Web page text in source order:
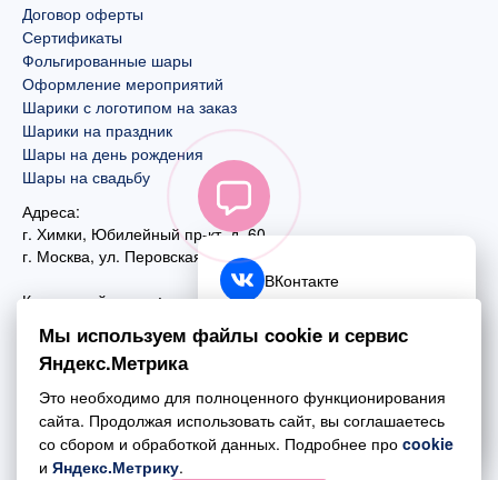
Договор оферты
Сертификаты
Фольгированные шары
Оформление мероприятий
Шарики с логотипом на заказ
Шарики на праздник
Шары на день рождения
Шары на свадьбу
Адреса:
г. Химки, Юбилейный пр-кт, д. 60
г. Москва, ул. Перовская, д. 59
Контактный номер:
+7 (495) 970-44-75
Почта:
mail@esta-fiesta.ru
Режим работы интернет-магазина:
ВКонтакте
Telegram
Обратный звонок
Мы используем файлы cookie и сервис
Яндекс.Метрика
Это необходимо для полноценного функционирования
сайта. Продолжая использовать сайт, вы соглашаетесь
со сбором и обработкой данных. Подробнее про cookie
и Яндекс.Метрику.